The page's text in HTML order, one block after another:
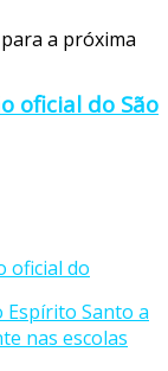
oficial do São
a próxima